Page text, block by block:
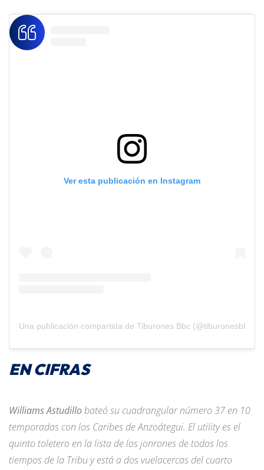
Ver esta publicación en Instagram
Una publicación compartida de Tiburones Bbc (@tiburonesbbc)
EN CIFRAS
Williams Astudillobateó su cuadrangular número 37 en 10
temporadas con los Caribes de Anzoátegui. El utility es el
quinto toletero en la lista de los jonrones de todos los
tiempos de la Tribu y está a dos vuelacercas del cuarto